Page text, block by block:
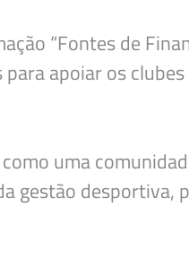
“Fontes de
apoiar os
uma
gestão desportiva,